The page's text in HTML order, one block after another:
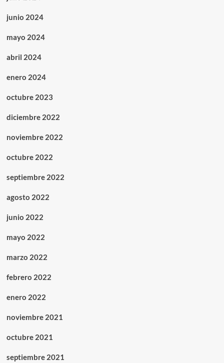
junio 2024
mayo 2024
abril 2024
enero 2024
octubre 2023
diciembre 2022
noviembre 2022
octubre 2022
septiembre 2022
agosto 2022
junio 2022
mayo 2022
marzo 2022
febrero 2022
enero 2022
noviembre 2021
octubre 2021
septiembre 2021